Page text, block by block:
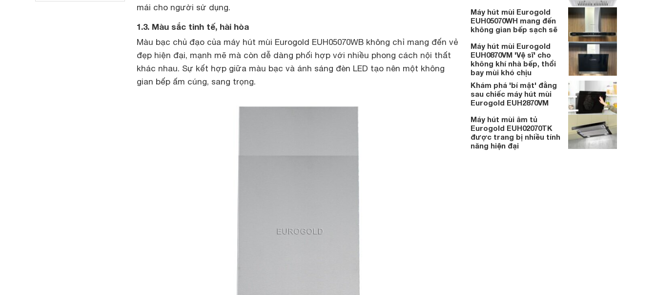
mái cho người sử dụng.
1.3. Màu sắc tinh tế, hài hòa
Màu bạc chủ đạo của máy hút mùi Eurogold EUH05070WB không chỉ mang đến vẻ
đẹp hiện đại, mạnh mẽ mà còn dễ dàng phối hợp với nhiều phong cách nội thất
khác nhau. Sự kết hợp giữa màu bạc và ánh sáng đèn LED tạo nên một không
gian bếp ấm cúng, sang trọng.
Máy hút mùi Eurogold
EUH05070WH mang đến
không gian bếp sạch sẽ
Máy hút mùi Eurogold
EUH0870VM 'Vệ sĩ' cho
không khí nhà bếp, thổi
bay mùi khó chịu
Khám phá 'bí mật' đằng
sau chiếc máy hút mùi
Eurogold EUH2870VM
Máy hút mùi âm tủ
Eurogold EUH02070TK
được trang bị nhiều tính
năng hiện đại